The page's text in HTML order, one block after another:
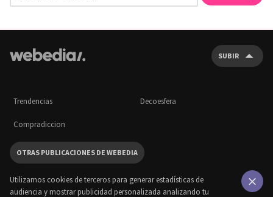
SUBIR
Trendencias Decoesfera
Compradiccion
OTRAS PUBLICACIONES DE WEBEDIA
Utilizamos cookies de terceros para generar estadísticas de
audiencia y mostrar publicidad personalizada analizando tu